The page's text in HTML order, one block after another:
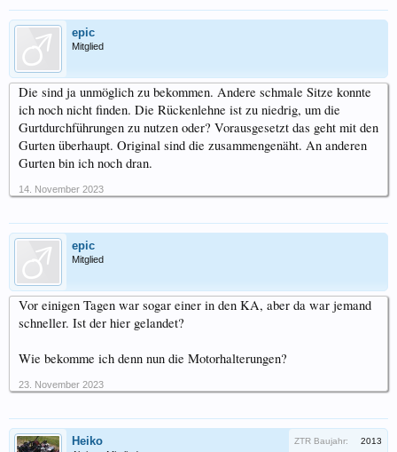
epic
Mitglied
Die sind ja unmöglich zu bekommen. Andere schmale Sitze konnte
ich noch nicht finden. Die Rückenlehne ist zu niedrig, um die
Gurtdurchführungen zu nutzen oder? Vorausgesetzt das geht mit den
Gurten überhaupt. Original sind die zusammengenäht. An anderen
Gurten bin ich noch dran.
14. November 2023
epic
Mitglied
Vor einigen Tagen war sogar einer in den KA, aber da war jemand
schneller. Ist der hier gelandet?
Wie bekomme ich denn nun die Motorhalterungen?
23. November 2023
Heiko ZTR Baujahr:
2013